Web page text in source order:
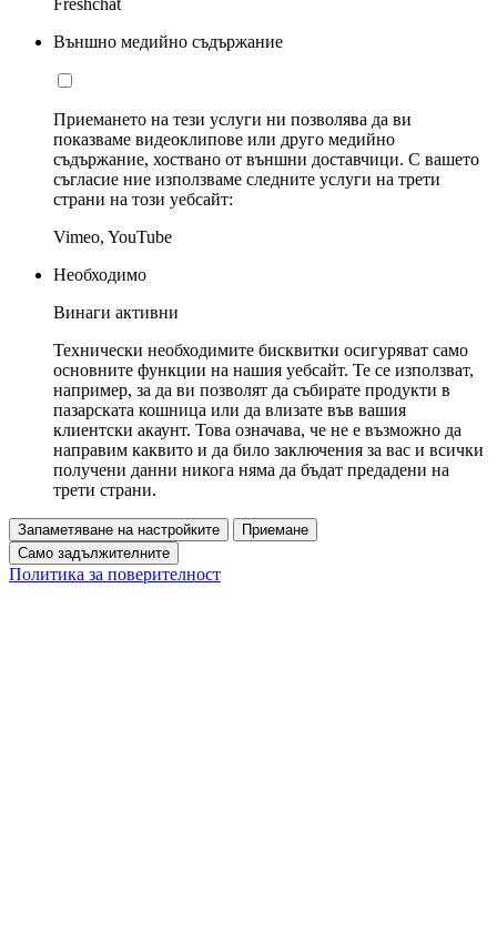
Външно медийно съдържание
Приемането на тези услуги ни позволява да ви
показваме видеоклипове или друго медийно
съдържание, хоствано от външни доставчици. С вашето
съгласие ние използваме следните услуги на трети
страни на този уебсайт:
Vimeo, YouTube
Необходимо
Винаги активни
Технически необходимите бисквитки осигуряват само
основните функции на нашия уебсайт. Те се използват,
например, за да ви позволят да събирате продукти в
пазарската кошница или да влизате във вашия
клиентски акаунт. Това означава, че не е възможно да
направим каквито и да било заключения за вас и всички
получени данни никога няма да бъдат предадени на
трети страни.
Запаметяване на настройките
Приемане
Само задължителните
Политика за поверителност